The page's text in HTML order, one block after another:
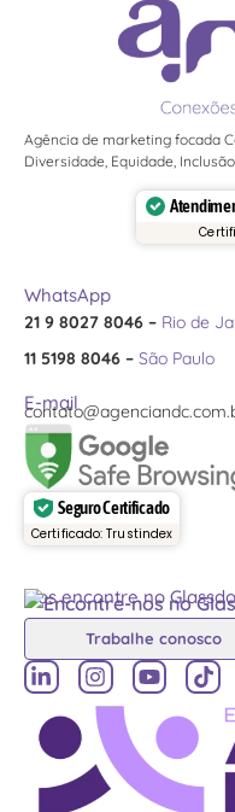
Agência de marketing focada
Diversidade, Equidade,
WhatsApp
21 9 8027 8046 – Rio de
11 5198 8046 – São Paulo
E-mail
Seguro Certificado
Certificado: Trustindex
Nos encontre no
Trabalhe conosco